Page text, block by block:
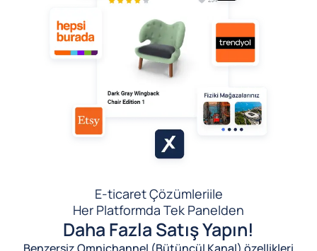
E-ticaret Çözümleriile
Her Platformda Tek Panelden
Daha Fazla Satış Yapın!
Benzersiz Omnichannel (Bütüncül Kanal) özellikleri